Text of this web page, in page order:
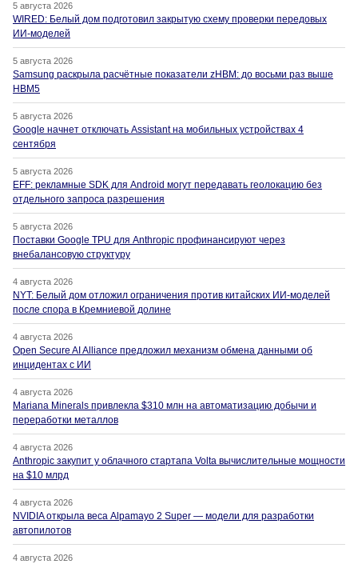
5 августа 2026
WIRED: Белый дом подготовил закрытую схему проверки передовых
ИИ-моделей
5 августа 2026
Samsung раскрыла расчётные показатели zHBM: до восьми раз выше
HBM5
5 августа 2026
Google начнет отключать Assistant на мобильных устройствах 4
сентября
5 августа 2026
EFF: рекламные SDK для Android могут передавать геолокацию без
отдельного запроса разрешения
5 августа 2026
Поставки Google TPU для Anthropic профинансируют через
внебалансовую структуру
4 августа 2026
NYT: Белый дом отложил ограничения против китайских ИИ-моделей
после спора в Кремниевой долине
4 августа 2026
Open Secure AI Alliance предложил механизм обмена данными об
инцидентах с ИИ
4 августа 2026
Mariana Minerals привлекла $310 млн на автоматизацию добычи и
переработки металлов
4 августа 2026
Anthropic закупит у облачного стартапа Volta вычислительные мощности
на $10 млрд
4 августа 2026
NVIDIA открыла веса Alpamayo 2 Super — модели для разработки
автопилотов
4 августа 2026